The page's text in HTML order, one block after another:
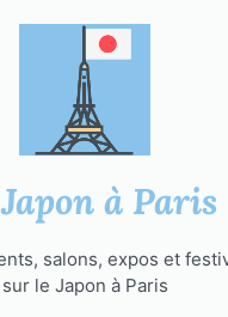
à Paris
salons, expos et
sur le Japon à Paris